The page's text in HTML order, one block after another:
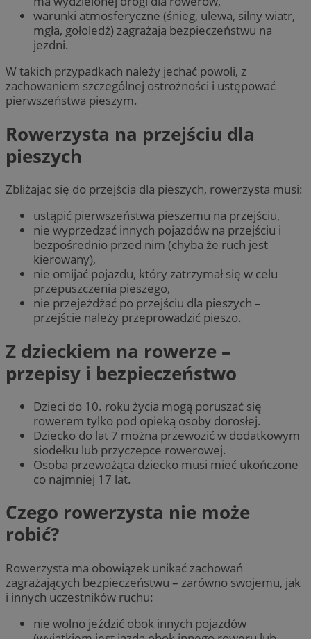
warunki atmosferyczne (śnieg, ulewa, silny wiatr,
mgła, gołoledź) zagrażają bezpieczeństwu na
jezdni.
W takich przypadkach należy jechać powoli, z
zachowaniem szczególnej ostrożności i ustępować
pierwszeństwa pieszym.
Rowerzysta na przejściu dla
pieszych
Zbliżając się do przejścia dla pieszych, rowerzysta musi:
ustąpić pierwszeństwa pieszemu na przejściu,
nie wyprzedzać innych pojazdów na przejściu i
bezpośrednio przed nim (chyba że ruch jest
kierowany),
nie omijać pojazdu, który zatrzymał się w celu
przepuszczenia pieszego,
nie przejeżdżać po przejściu dla pieszych –
przejście należy przeprowadzić pieszo.
Z dzieckiem na rowerze –
przepisy i bezpieczeństwo
Dzieci do 10. roku życia mogą poruszać się
rowerem tylko pod opieką osoby dorosłej.
Dziecko do lat 7 można przewozić w dodatkowym
siodełku lub przyczepce rowerowej.
Osoba przewożąca dziecko musi mieć ukończone
co najmniej 17 lat.
Czego rowerzysta nie może
robić?
Rowerzysta ma obowiązek unikać zachowań
zagrażających bezpieczeństwu – zarówno swojemu, jak
i innych uczestników ruchu:
nie wolno jeździć obok innych pojazdów